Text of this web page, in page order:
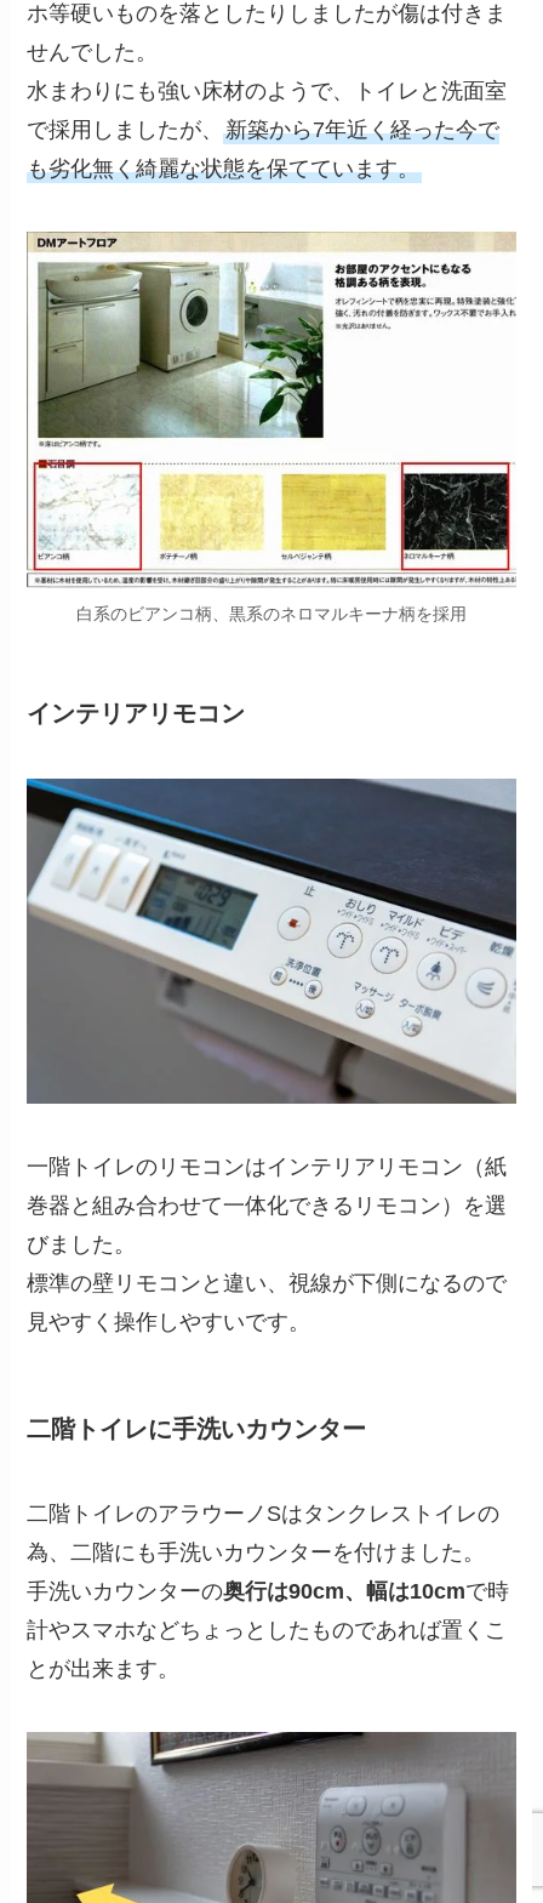
ホ等硬いものを落としたりしましたが傷は付きま
せんでした。
水まわりにも強い床材のようで、トイレと洗面室
で採用しましたが、新築から7年近く経った今で
も劣化無く綺麗な状態を保てています。
白系のビアンコ柄、黒系のネロマルキーナ柄を採用
インテリアリモコン
一階トイレのリモコンはインテリアリモコン（紙
巻器と組み合わせて一体化できるリモコン）を選
びました。
標準の壁リモコンと違い、視線が下側になるので
見やすく操作しやすいです。
二階トイレに手洗いカウンター
二階トイレのアラウーノSはタンクレストイレの
為、二階にも手洗いカウンターを付けました。
手洗いカウンターの奥行は90cm、幅は10cmで時
計やスマホなどちょっとしたものであれば置くこ
とが出来ます。